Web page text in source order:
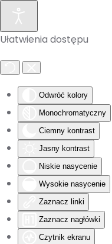
Ułatwienia dostępu
Odwróć kolory
Monochromatyczny
Ciemny kontrast
Jasny kontrast
Niskie nasycenie
Wysokie nasycenie
Zaznacz linki
Zaznacz nagłówki
Czytnik ekranu
Skip to main content